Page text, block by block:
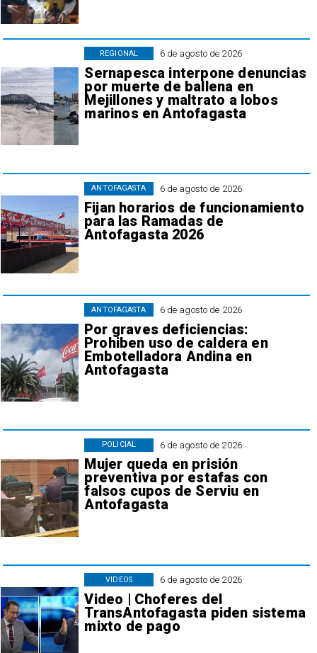
6 de agosto de 2026
Sernapesca interpone denuncias
por muerte de ballena en
Mejillones y maltrato a lobos
marinos en Antofagasta
REGIONAL
6 de agosto de 2026
Fijan horarios de funcionamiento
para las Ramadas de
Antofagasta 2026
ANTOFAGASTA
6 de agosto de 2026
Por graves deficiencias:
Prohiben uso de caldera en
Embotelladora Andina en
Antofagasta
ANTOFAGASTA
6 de agosto de 2026
Mujer queda en prisión
preventiva por estafas con
falsos cupos de Serviu en
Antofagasta
POLICIAL
6 de agosto de 2026
Video | Choferes del
TransAntofagasta piden sistema
mixto de pago
VIDEOS